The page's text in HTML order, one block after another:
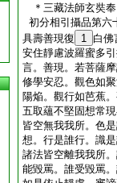
＊三藏法師玄
初分相引攝品第六
具壽善現復
1 白佛
安住靜慮波羅蜜多
言。善現。若菩薩
修學安忍。觀色如
陽焔。觀行如芭蕉
五取蘊不堅固想常
皆空無我我所。色
想。行是誰行。識
諸法皆空離我我所
能毀罵。誰受毀罵